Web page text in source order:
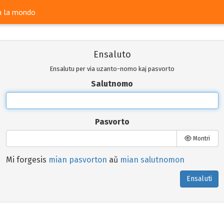
la mondo
Ensaluto
Ensalutu per via uzanto-nomo kaj pasvorto
Salutnomo
Pasvorto
Montri
Mi forgesis mian pasvorton aŭ mian salutnomon
Ensaluti